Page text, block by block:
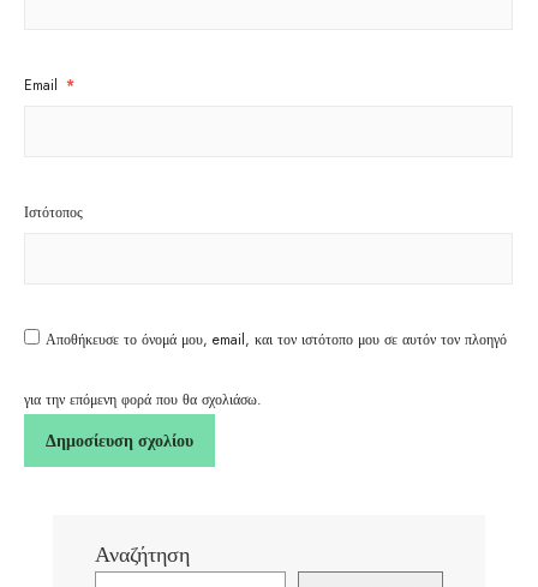
Email *
Ιστότοπος
Αποθήκευσε το όνομά μου, email, και τον ιστότοπο μου σε αυτόν τον πλοηγό
για την επόμενη φορά που θα σχολιάσω.
Αναζήτηση